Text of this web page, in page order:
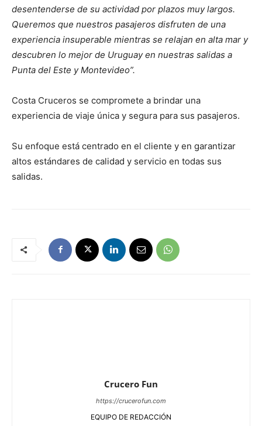
desentenderse de su actividad por plazos muy largos.
Queremos que nuestros pasajeros disfruten de una
experiencia insuperable mientras se relajan en alta mar y
descubren lo mejor de Uruguay en nuestras salidas a
Punta del Este y Montevideo”.
Costa Cruceros se compromete a brindar una
experiencia de viaje única y segura para sus pasajeros.
Su enfoque está centrado en el cliente y en garantizar
altos estándares de calidad y servicio en todas sus
salidas.
Crucero Fun
https://crucerofun.com
EQUIPO DE REDACCIÓN